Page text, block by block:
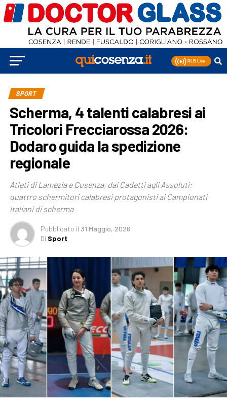
SPORT
Scherma, 4 talenti calabresi ai
Tricolori Frecciarossa 2026:
Dodaro guida la spedizione
regionale
Atleti di Lamezia e Cosenza, dai Cadetti agli Assoluti:
quattro schermitori calabresi protagonisti ai Campionati
Italiani di scherma
Pubblicato il 31 Maggio, 2026
Di Sport